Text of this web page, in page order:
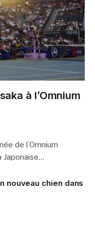
à l’Omnium
de l’Omnium
Japonaise…
nouveau chien dans